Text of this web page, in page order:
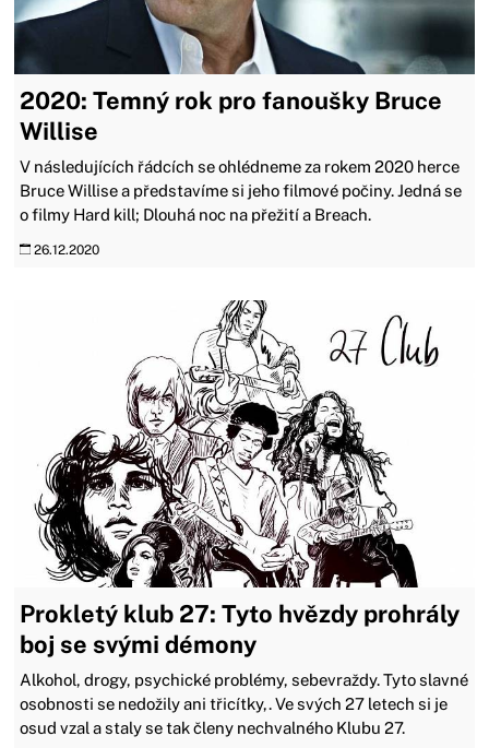
2020: Temný rok pro fanoušky Bruce
Willise
V následujících řádcích se ohlédneme za rokem 2020 herce
Bruce Willise a představíme si jeho filmové počiny. Jedná se
o filmy Hard kill; Dlouhá noc na přežití a Breach.
26.12.2020
Prokletý klub 27: Tyto hvězdy prohrály
boj se svými démony
Alkohol, drogy, psychické problémy, sebevraždy. Tyto slavné
osobnosti se nedožily ani třicítky,. Ve svých 27 letech si je
osud vzal a staly se tak členy nechvalného Klubu 27.